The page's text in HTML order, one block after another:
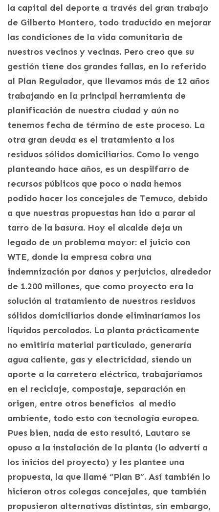
la capital del deporte a través del gran trabajo
de Gilberto Montero, todo traducido en mejorar
las condiciones de la vida comunitaria de
nuestros vecinos y vecinas. Pero creo que su
gestión tiene dos grandes fallas, en lo referido
al Plan Regulador, que llevamos más de 12 años
trabajando en la principal herramienta de
planificación de nuestra ciudad y aún no
tenemos fecha de término de este proceso. La
otra gran deuda es el tratamiento a los
residuos sólidos domiciliarios. Como lo vengo
planteando hace años, es un despilfarro de
recursos públicos que poco o nada hemos
podido hacer los concejales de Temuco, debido
a que nuestras propuestas han ido a parar al
tarro de la basura. Hoy el alcalde deja un
legado de un problema mayor: el juicio con
WTE, donde la empresa cobra una
indemnización por daños y perjuicios, alrededor
de 1.200 millones, que como proyecto era la
solución al tratamiento de nuestros residuos
sólidos domiciliarios donde eliminaríamos los
líquidos percolados. La planta prácticamente
no emitiría material particulado, generaría
agua caliente, gas y electricidad, siendo un
aporte a la carretera eléctrica, trabajaríamos
en el reciclaje, compostaje, separación en
origen, entre otros beneficios al medio
ambiente, todo esto con tecnología europea.
Pues bien, nada de esto resultó, Lautaro se
opuso a la instalación de la planta (lo advertí a
los inicios del proyecto) y les plantee una
propuesta, la que llamé “Plan B”. Así también lo
hicieron otros colegas concejales, que también
propusieron alternativas distintas, sin embargo,